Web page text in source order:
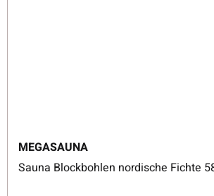
MEGASAUNA
Sauna Blockbohlen nordische Fichte